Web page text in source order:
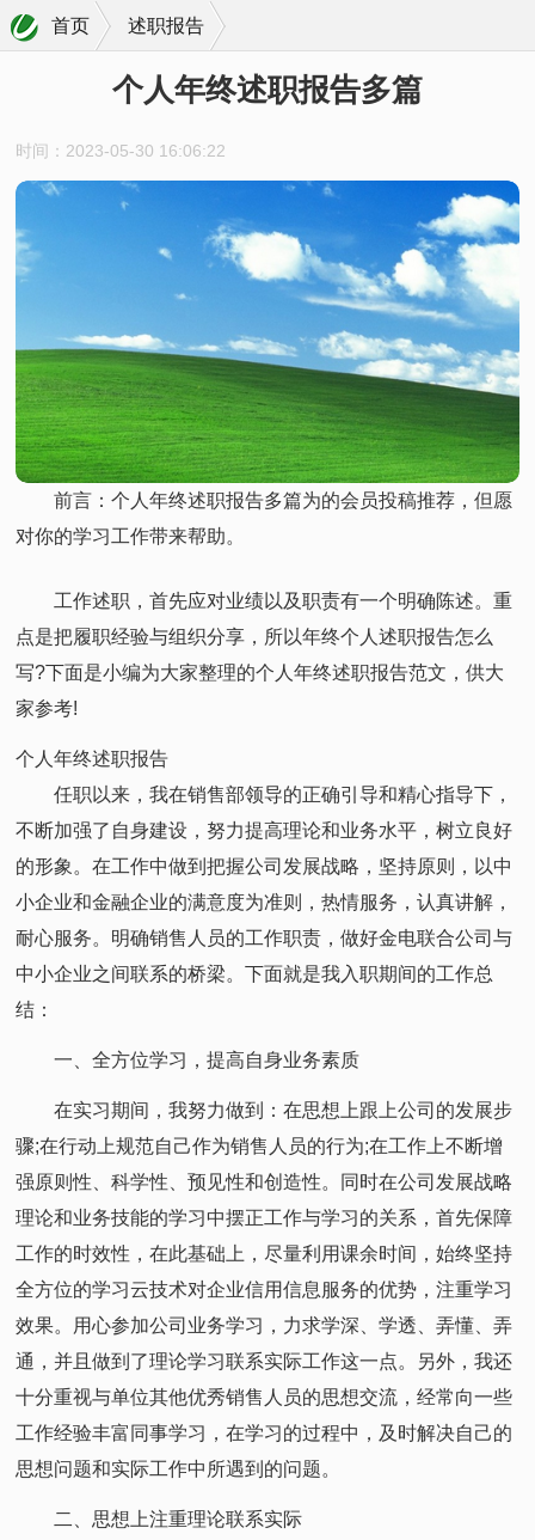
首页 述职报告
个人年终述职报告多篇
时间：2023-05-30 16:06:22
前言：个人年终述职报告多篇为的会员投稿推荐，但愿
对你的学习工作带来帮助。
工作述职，首先应对业绩以及职责有一个明确陈述。重
点是把履职经验与组织分享，所以年终个人述职报告怎么
写?下面是小编为大家整理的个人年终述职报告范文，供大
家参考!
个人年终述职报告
任职以来，我在销售部领导的正确引导和精心指导下，
不断加强了自身建设，努力提高理论和业务水平，树立良好
的形象。在工作中做到把握公司发展战略，坚持原则，以中
小企业和金融企业的满意度为准则，热情服务，认真讲解，
耐心服务。明确销售人员的工作职责，做好金电联合公司与
中小企业之间联系的桥梁。下面就是我入职期间的工作总
结：
一、全方位学习，提高自身业务素质
在实习期间，我努力做到：在思想上跟上公司的发展步
骤;在行动上规范自己作为销售人员的行为;在工作上不断增
强原则性、科学性、预见性和创造性。同时在公司发展战略
理论和业务技能的学习中摆正工作与学习的关系，首先保障
工作的时效性，在此基础上，尽量利用课余时间，始终坚持
全方位的学习云技术对企业信用信息服务的优势，注重学习
效果。用心参加公司业务学习，力求学深、学透、弄懂、弄
通，并且做到了理论学习联系实际工作这一点。另外，我还
十分重视与单位其他优秀销售人员的思想交流，经常向一些
工作经验丰富同事学习，在学习的过程中，及时解决自己的
思想问题和实际工作中所遇到的问题。
二、思想上注重理论联系实际